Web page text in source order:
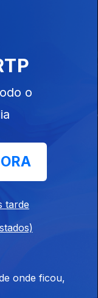
Cinema
A Vida
Play
Android TV e
o
tarde
onde ficou,